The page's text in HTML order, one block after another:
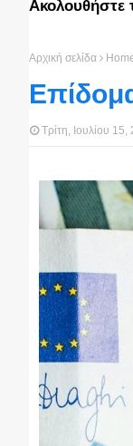
Ακολουθήστε
Αρχική σελίδα
Τρίτη, Ιουλίου 15,